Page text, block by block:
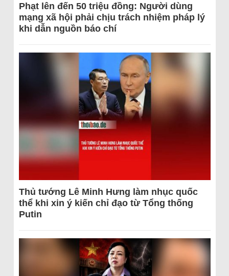
Phạt lên đến 50 triệu đồng: Người dùng
mạng xã hội phải chịu trách nhiệm pháp lý
khi dẫn nguồn báo chí
Thủ tướng Lê Minh Hưng làm nhục quốc
thể khi xin ý kiến chỉ đạo từ Tổng thống
Putin